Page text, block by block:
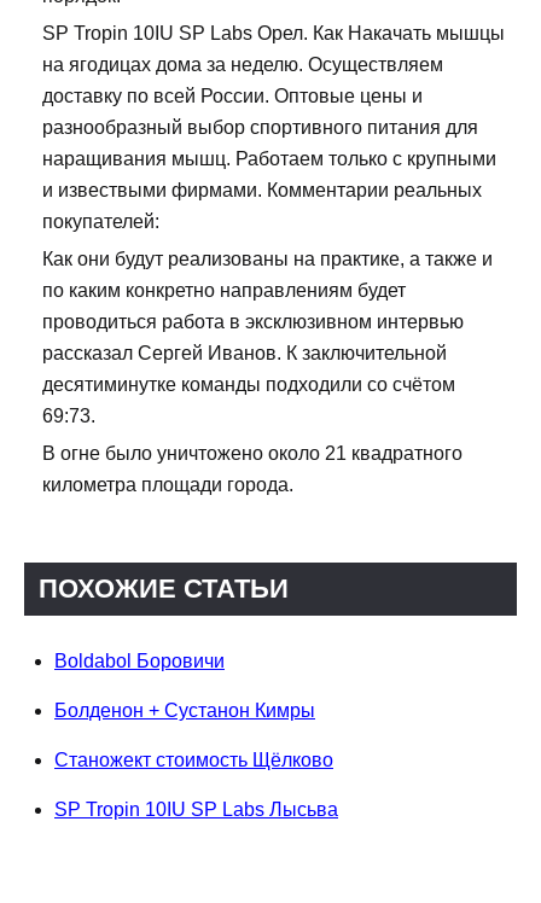
SP Tropin 10IU SP Labs Орел. Как Накачать мышцы
на ягодицах дома за неделю. Осуществляем
доставку по всей России. Оптовые цены и
разнообразный выбор спортивного питания для
наращивания мышц. Работаем только с крупными
и извествыми фирмами. Комментарии реальных
покупателей:
Как они будут реализованы на практике, а также и
по каким конкретно направлениям будет
проводиться работа в эксклюзивном интервью
рассказал Сергей Иванов. К заключительной
десятиминутке команды подходили со счётом
69:73.
В огне было уничтожено около 21 квадратного
километра площади города.
ПОХОЖИЕ СТАТЬИ
Boldabol Боровичи
Болденон + Сустанон Кимры
Станожект стоимость Щёлково
SP Tropin 10IU SP Labs Лысьва